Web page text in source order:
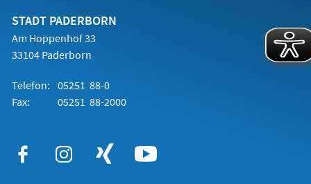
STADT PADERBORN
Am Hoppenhof 33
33104 Paderborn
Telefon: 05251 88-0
Fax:
05251 88-2000